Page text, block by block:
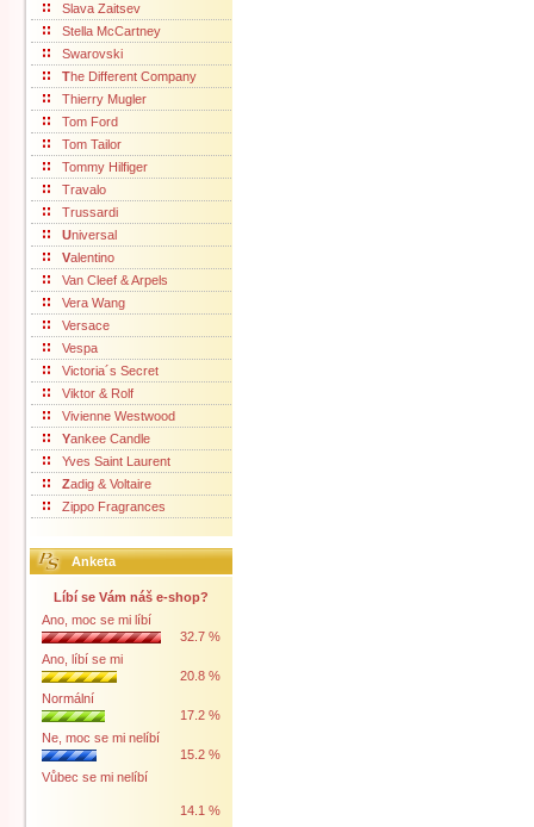
Slava Zaitsev
Stella McCartney
Swarovski
The Different Company
Thierry Mugler
Tom Ford
Tom Tailor
Tommy Hilfiger
Travalo
Trussardi
Universal
Valentino
Van Cleef & Arpels
Vera Wang
Versace
Vespa
Victoria´s Secret
Viktor & Rolf
Vivienne Westwood
Yankee Candle
Yves Saint Laurent
Zadig & Voltaire
Zippo Fragrances
Anketa
Líbí se Vám náš e-shop?
Ano, moc se mi líbí
32.7 %
Ano, líbí se mi
20.8 %
Normální
17.2 %
Ne, moc se mi nelíbí
15.2 %
Vůbec se mi nelíbí
14.1 %